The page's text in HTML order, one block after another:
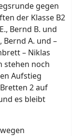
gegen
der Klasse B2
Bernd B. und
A. und –
– Niklas
stehen noch
Aufstieg
2 auf
es bleibt